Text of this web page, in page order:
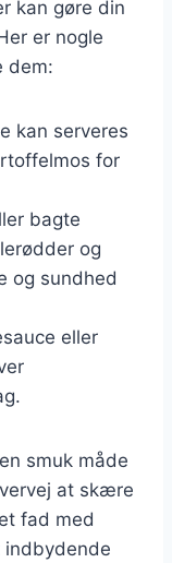
kan gøre din
er nogle
dem:
kan serveres
for
bagte
og
og sundhed
eller
smuk måde
at skære
fad med
indbydende